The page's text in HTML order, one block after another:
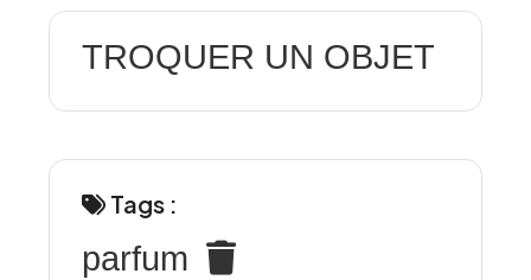
TROQUER UN OBJET
Tags :
parfum